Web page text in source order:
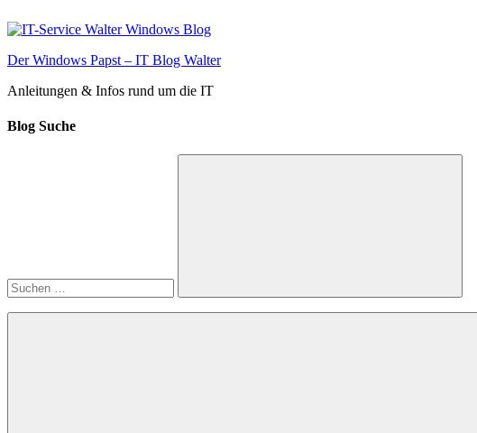
Inhalt
Der Windows Papst – IT Blog Walter
Anleitungen & Infos rund um die IT
Blog Suche
Suchen